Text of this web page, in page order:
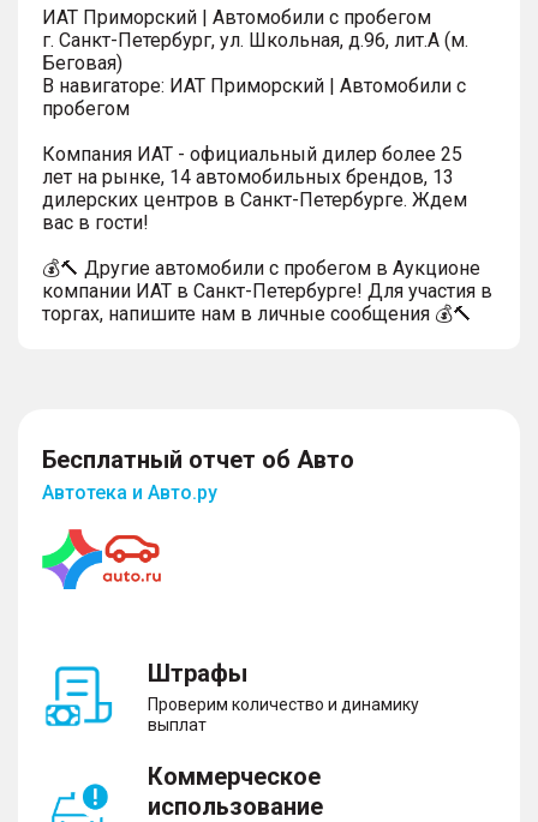
ИАТ Приморский | Автомобили с пробегом
г. Санкт-Петербург, ул. Школьная, д.96, лит.А (м.
Беговая)
В навигаторе: ИАТ Приморский | Автомобили с
пробегом
Компания ИАТ - официальный дилер более 25
лет на рынке, 14 автомобильных брендов, 13
дилерских центров в Санкт-Петербурге. Ждем
вас в гости!
💰🔨 Другие автомобили с пробегом в Аукционе
компании ИАТ в Санкт-Петербурге! Для участия в
торгах, напишите нам в личные сообщения 💰🔨
Бесплатный отчет об Авто
Автотека и Авто.ру
Штрафы
Проверим количество и динамику
выплат
Коммерческое
использование